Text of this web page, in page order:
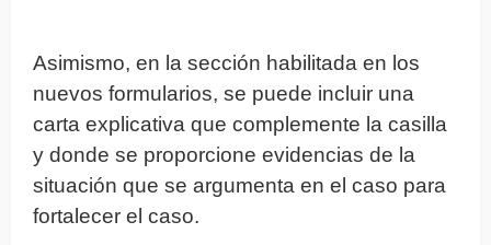
Asimismo, en la sección habilitada en los
nuevos formularios, se puede incluir una
carta explicativa que complemente la casilla
y donde se proporcione evidencias de la
situación que se argumenta en el caso para
fortalecer el caso.